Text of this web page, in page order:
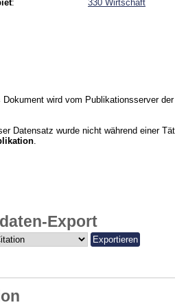
: 330 Wirtschaft
Dokument wird vom Publikationsserver
Datensatz wurde nicht während einer
Export